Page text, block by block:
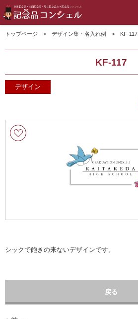
トップページ デザイン集・名入れ例 KF-117
KF-117
デザイン
シックで飽きの来ないデザインです。
戻る